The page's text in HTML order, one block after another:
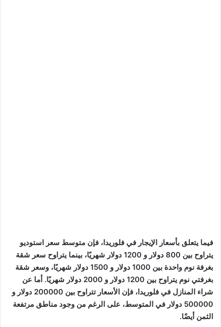
فيما يتعلق بأسعار الإيجار في فلوريدا، فإن متوسط سعر استوديو
يتراوح بين 800 دولار و 1200 دولار شهريًا، بينما يتراوح سعر شقة
بغرفة نوم واحدة بين 1000 دولار و 1500 دولار شهريًا، وسعر شقة
بغرفتي نوم يتراوح بين 1200 دولار و 2000 دولار شهريًا. أما عن
شراء المنازل في فلوريدا، فإن الأسعار تتراوح بين 200000 دولار و
500000 دولار في المتوسط، على الرغم من وجود مناطق مرتفعة
الثمن أيضًا.